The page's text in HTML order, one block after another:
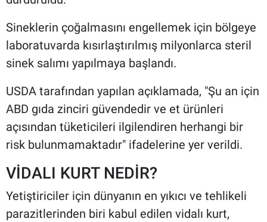
Sineklerin çoğalmasını engellemek için bölgeye
laboratuvarda kısırlaştırılmış milyonlarca steril
sinek salımı yapılmaya başlandı.
USDA tarafından yapılan açıklamada, "Şu an için
ABD gıda zinciri güvendedir ve et ürünleri
açısından tüketicileri ilgilendiren herhangi bir
risk bulunmamaktadır" ifadelerine yer verildi.
VİDALI KURT NEDİR?
Yetiştiriciler için dünyanın en yıkıcı ve tehlikeli
parazitlerinden biri kabul edilen vidalı kurt,